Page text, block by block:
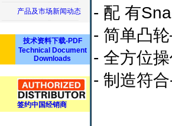
产品及市场新闻动态
技术资料下载-PDF
Technical Document
Downloads
签约中国经销商
- 配 有
- 简单凸
- 全方位
- 制造符